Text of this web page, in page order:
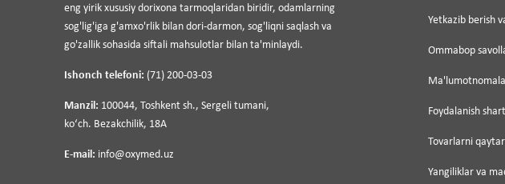
eng yirik xususiy dorixona tarmoqlaridan biridir, odamlarning
sog'lig'iga g'amxo'rlik bilan dori-darmon, sog'liqni saqlash va
go'zallik sohasida siftali mahsulotlar bilan ta'minlaydi.
Ishonch telefoni: (71) 200-03-03
Manzil: 100044, Toshkent sh., Sergeli tumani,
koʻch. Bezakchilik, 18A
E-mail: info@oxymed.uz
Yetkazib berish
Ommabop
Foydalanish
Tovarlarni
Yangiliklar va